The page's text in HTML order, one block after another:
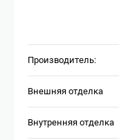
Производитель:
Внешняя отделка
Внутренняя отделка